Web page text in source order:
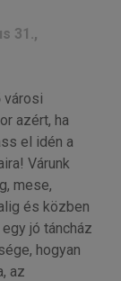
31.,
városi
azért, ha
el idén a
Várunk
mese,
és közben
jó táncház
hogyan
az